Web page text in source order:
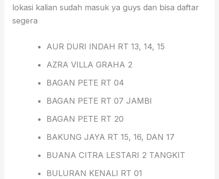
lokasi kalian sudah masuk ya guys dan bisa daftar
segera
AUR DURI INDAH RT 13, 14, 15
AZRA VILLA GRAHA 2
BAGAN PETE RT 04
BAGAN PETE RT 07 JAMBI
BAGAN PETE RT 20
BAKUNG JAYA RT 15, 16, DAN 17
BUANA CITRA LESTARI 2 TANGKIT
BULURAN KENALI RT 01